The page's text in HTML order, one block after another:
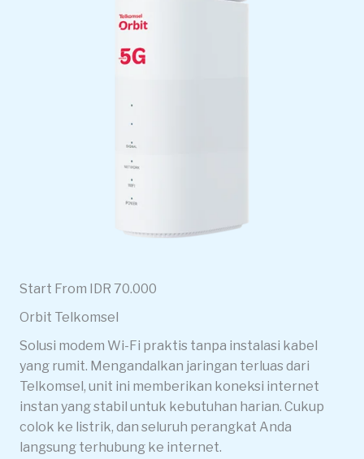
Start From IDR 70.000
Orbit Telkomsel
Solusi modem Wi-Fi praktis tanpa instalasi kabel
yang rumit. Mengandalkan jaringan terluas dari
Telkomsel, unit ini memberikan koneksi internet
instan yang stabil untuk kebutuhan harian. Cukup
colok ke listrik, dan seluruh perangkat Anda
langsung terhubung ke internet.